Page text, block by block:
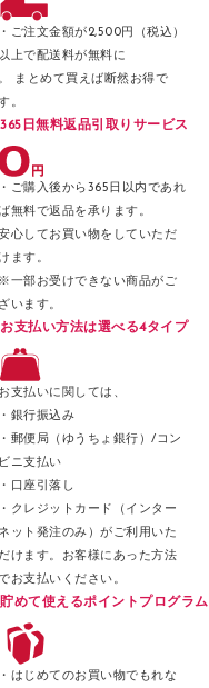
パンチ
デスクトレー
テープカッター
その他文具
セロハンテープ
スティックのり
クリップ
カッター
ご注文金額が2,500円（税込）
上で配送料が無料に
まとめて買えば断然お得で
。
365日無料返品引取りサービス
ご購入後から365日以内であれ
無料で返品を承ります。
心してお買い物をしていただ
ます。
一部お受けできない商品がご
います。
お支払い方法は選べる4タイプ
支払いに関しては、
銀行振込み
郵便局（ゆうちょ銀行）/コン
ニ支払い
口座引落し
クレジットカード（インター
ット発注のみ）がご利用いた
けます。お客様にあった方法
お支払いください。
貯めて使えるポイントプログラム
はじめてのお買い物でもれな